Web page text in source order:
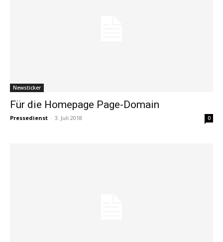
Newsticker
Für die Homepage Page-Domain
Pressedienst - 3. Juli 2018 0